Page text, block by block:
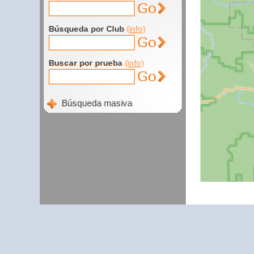
Búsqueda por Club (info)
Buscar por prueba (info)
Búsqueda masiva